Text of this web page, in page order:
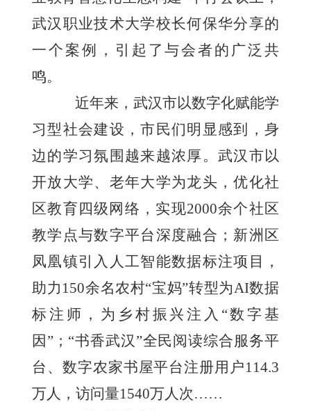
武汉职业技术大学校长何保华分享的
一个案例，引起了与会者的广泛共
鸣。
近年来，武汉市以数字化赋能学
习型社会建设，市民们明显感到，身
边的学习氛围越来越浓厚。武汉市以
开放大学、老年大学为龙头，优化社
区教育四级网络，实现2000余个社区
教学点与数字平台深度融合；新洲区
凤凰镇引入人工智能数据标注项目，
助力150余名农村“宝妈”转型为AI数据
标注师，为乡村振兴注入“数字基
因”；“书香武汉”全民阅读综合服务平
台、数字农家书屋平台注册用户114.3
万人，访问量1540万人次……